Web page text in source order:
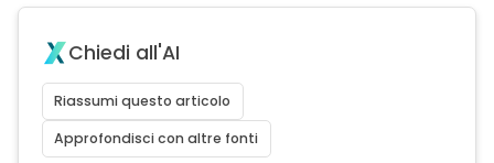
Chiedi all'AI
Riassumi questo articolo
Approfondisci con altre fonti